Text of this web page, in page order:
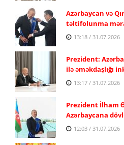
Azərbaycan və
təltifolunma
13:18 / 31.07.2026
Prezident:
ilə əməkdaşlığı
13:17 / 31.07.2026
Prezident İlham
Azərbaycana
12:03 / 31.07.2026